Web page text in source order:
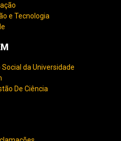
e Tecnologia
da Universidade
De Ciência